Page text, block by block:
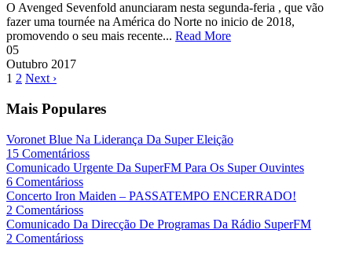
O Avenged Sevenfold anunciaram nesta segunda-feria , que vão
fazer uma tournée na América do Norte no inicio de 2018,
promovendo o seu mais recente... Read More
05
Outubro 2017
1 2 Next ›
Mais Populares
Voronet Blue Na Liderança Da Super Eleição
15 Comentárioss
Comunicado Urgente Da SuperFM Para Os Super Ouvintes
6 Comentárioss
Concerto Iron Maiden – PASSATEMPO ENCERRADO!
2 Comentárioss
Comunicado Da Direcção De Programas Da Rádio SuperFM
2 Comentárioss